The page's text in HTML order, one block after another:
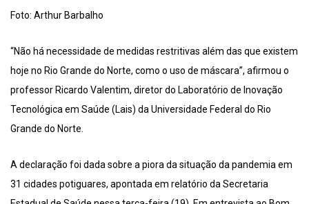
Foto: Arthur Barbalho
“Não há necessidade de medidas restritivas além das que existem
hoje no Rio Grande do Norte, como o uso de máscara”, afirmou o
professor Ricardo Valentim, diretor do Laboratório de Inovação
Tecnológica em Saúde (Lais) da Universidade Federal do Rio
Grande do Norte.
A declaração foi dada sobre a piora da situação da pandemia em
31 cidades potiguares, apontada em relatório da Secretaria